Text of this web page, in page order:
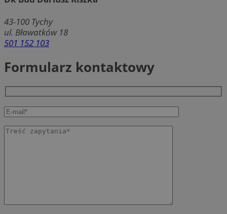
43-100 Tychy
ul. Bławatków 18
501 152 103
Formularz kontaktowy